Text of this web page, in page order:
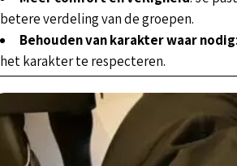
betere verdeling van de groepen.
Behouden van karakter waar nodig
het karakter te respecteren.